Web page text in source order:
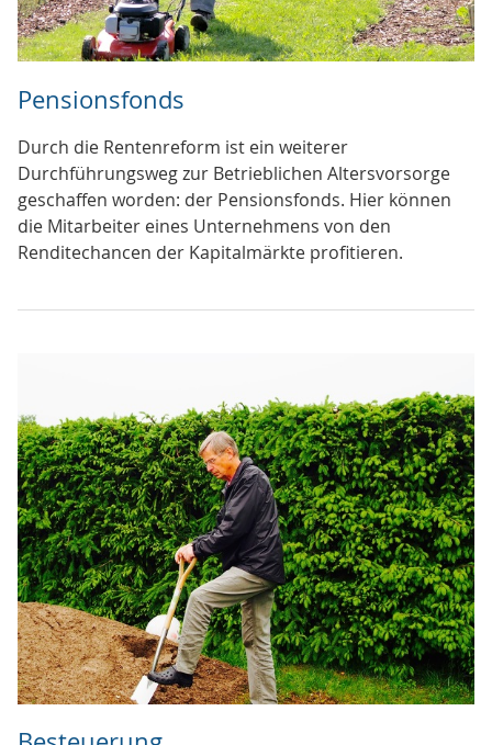
Pensionsfonds
Durch die Rentenreform ist ein weiterer
Durchführungsweg zur Betrieblichen Altersvorsorge
geschaffen worden: der Pensionsfonds. Hier können
die Mitarbeiter eines Unternehmens von den
Renditechancen der Kapitalmärkte profitieren.